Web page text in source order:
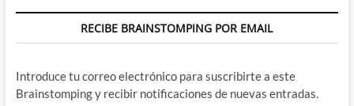
RECIBE BRAINSTOMPING POR EMAIL
Introduce tu correo electrónico para suscribirte a este
Brainstomping y recibir notificaciones de nuevas entradas.